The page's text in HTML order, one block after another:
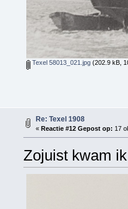
Texel 58013_021.jpg(202.9 kB,
Re: Texel 1908
« Reactie #12 Gepost op: 17
Zojuist kwam